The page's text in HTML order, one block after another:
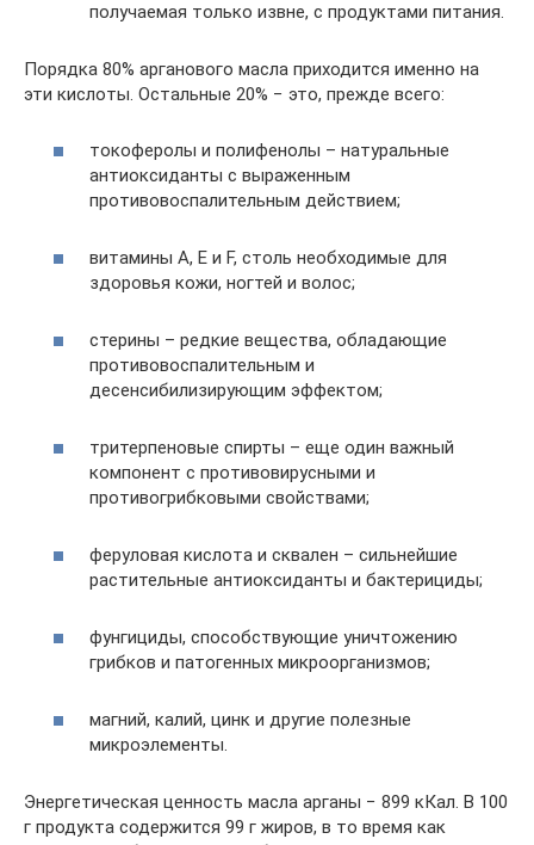
получаемая только извне, с продуктами питания.
Порядка 80% арганового масла приходится именно на
эти кислоты. Остальные 20% − это, прежде всего:
токоферолы и полифенолы – натуральные
антиоксиданты с выраженным
противовоспалительным действием;
витамины А, Е и F, столь необходимые для
здоровья кожи, ногтей и волос;
стерины – редкие вещества, обладающие
противовоспалительным и
десенсибилизирующим эффектом;
тритерпеновые спирты – еще один важный
компонент с противовирусными и
противогрибковыми свойствами;
феруловая кислота и сквален – сильнейшие
растительные антиоксиданты и бактерициды;
фунгициды, способствующие уничтожению
грибков и патогенных микроорганизмов;
магний, калий, цинк и другие полезные
микроэлементы.
Энергетическая ценность масла арганы − 899 кКал. В 100
г продукта содержится 99 г жиров, в то время как